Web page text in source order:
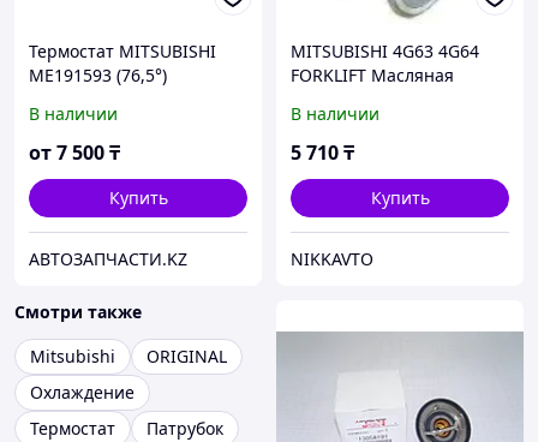
Термостат MITSUBISHI
ME191593 (76,5°)
В наличии
от7 500₸
Купить
АВТОЗАПЧАСТИ.KZ
MITSUBISHI 4G63 4G64
FORKLIFT Масляная
В наличии
5 710₸
Купить
NIKKAVTO
Смотри также
Mitsubishi
ORIGINAL
Охлаждение
Термостат
Патрубок